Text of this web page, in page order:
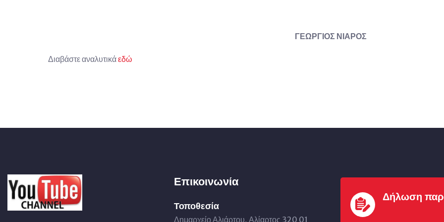
ΓΕΩΡΓΙΟΣ ΝΙΑΡΟΣ
Διαβάστε αναλυτικάεδώ
Επικοινωνία
Τοποθεσία
Δημαρχείο Αλιάρτου, Αλίαρτος 320 01
Δήλωση